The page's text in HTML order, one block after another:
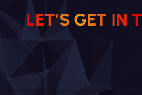
LET’S GET IN T